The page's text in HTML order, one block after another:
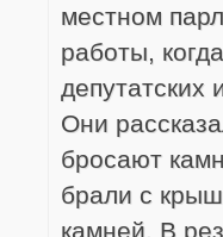
местном
работы,
депутатских
Они
бросают
брали с
камней. В